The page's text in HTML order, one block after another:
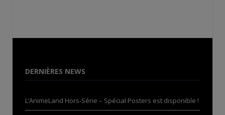
DERNIÈRES NEWS
L’AnimeLand Hors-Série – Spécial Posters est disponible !